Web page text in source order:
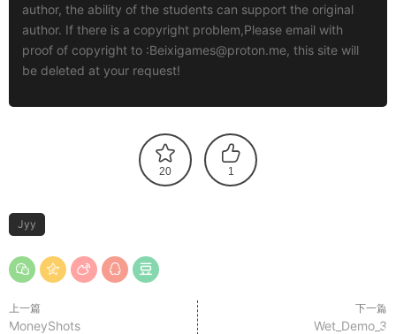
author, the ability of the students can support the original
author. If there is a copyright problem,Please email with
proof of copyright to :Beixigames@proton.me, this site will
be deleted at your request!
20 1
Jyy
上一篇
MoneyShots
下一篇
Wet_Demo_3